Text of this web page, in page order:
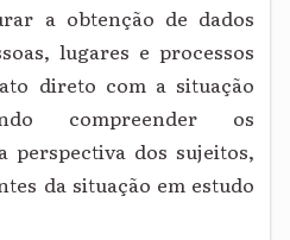
a obtenção de dados
lugares e processos
direto com a situação
compreender os
perspectiva dos sujeitos,
da situação em estudo